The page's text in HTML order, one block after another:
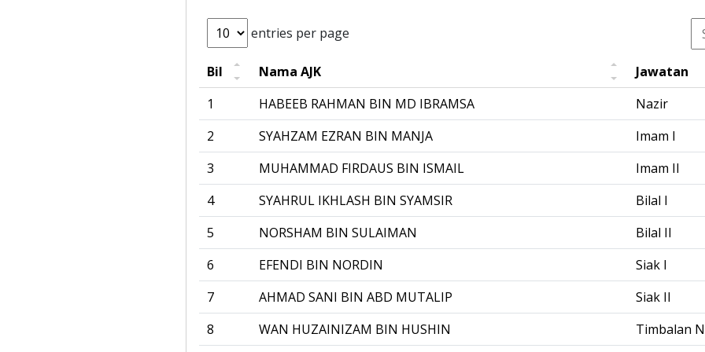
entries per page
Bil Nama AJK
Jawatan
1
HABEEB RAHMAN BIN MD IBRAMSA
Nazir
2
SYAHZAM EZRAN BIN MANJA
Imam I
3
MUHAMMAD FIRDAUS BIN ISMAIL
Imam II
4
SYAHRUL IKHLASH BIN SYAMSIR
Bilal I
5
NORSHAM BIN SULAIMAN
Bilal II
6
EFENDI BIN NORDIN
Siak I
7
AHMAD SANI BIN ABD MUTALIP
Siak II
8
WAN HUZAINIZAM BIN HUSHIN Timbalan